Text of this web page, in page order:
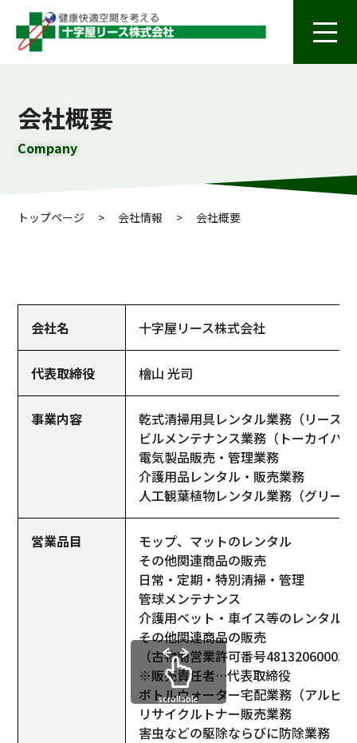
会社概要
Company
トップページ > 会社情報 > 会社概要
会社名 十字屋リース株式会社
代表取締役 檜山 光司
事業内容
乾式清掃用具レンタル業務（リース
ビルメンテナンス業務（トーカイハ
電気製品販売・管理業務
介護用品レンタル・販売業務
人工観葉植物レンタル業務（グリー
営業品目
モップ、マットのレンタル
その他関連商品の販売
日常・定期・特別清掃・管理
管球メンテナンス
介護用ベット・車イス等のレンタル
その他関連商品の販売
（古物商営業許可番号481320600030
※販売責任者…代表取締役
ボトルウォーター宅配業務（アルピ
リサイクルトナー販売業務
害虫などの駆除ならびに防除業務
scrollable